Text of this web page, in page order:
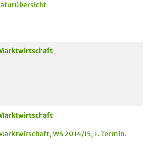
WS 2014/15, 1. Termin.